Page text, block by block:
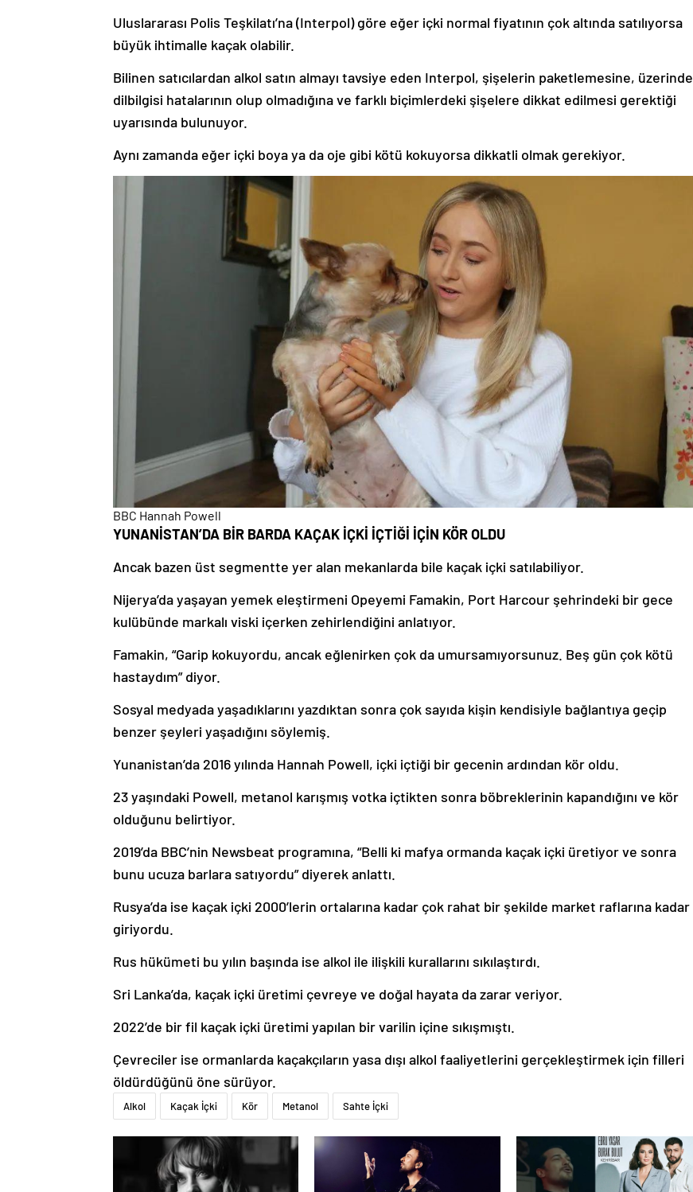
Uluslararası Polis Teşkilatı’na (Interpol) göre eğer içki normal fiyatının çok altında satılıyorsa
büyük ihtimalle kaçak olabilir.
Bilinen satıcılardan alkol satın almayı tavsiye eden Interpol, şişelerin paketlemesine, üzerinde
dilbilgisi hatalarının olup olmadığına ve farklı biçimlerdeki şişelere dikkat edilmesi gerektiği
uyarısında bulunuyor.
Aynı zamanda eğer içki boya ya da oje gibi kötü kokuyorsa dikkatli olmak gerekiyor.
BBC Hannah Powell
YUNANİSTAN’DA BİR BARDA KAÇAK İÇKİ İÇTİĞİ İÇİN KÖR OLDU
Ancak bazen üst segmentte yer alan mekanlarda bile kaçak içki satılabiliyor.
Nijerya’da yaşayan yemek eleştirmeni Opeyemi Famakin, Port Harcour şehrindeki bir gece
kulübünde markalı viski içerken zehirlendiğini anlatıyor.
Famakin, “Garip kokuyordu, ancak eğlenirken çok da umursamıyorsunuz. Beş gün çok kötü
hastaydım” diyor.
Sosyal medyada yaşadıklarını yazdıktan sonra çok sayıda kişin kendisiyle bağlantıya geçip
benzer şeyleri yaşadığını söylemiş.
Yunanistan’da 2016 yılında Hannah Powell, içki içtiği bir gecenin ardından kör oldu.
23 yaşındaki Powell, metanol karışmış votka içtikten sonra böbreklerinin kapandığını ve kör
olduğunu belirtiyor.
2019’da BBC’nin Newsbeat programına, “Belli ki mafya ormanda kaçak içki üretiyor ve sonra
bunu ucuza barlara satıyordu” diyerek anlattı.
Rusya’da ise kaçak içki 2000’lerin ortalarına kadar çok rahat bir şekilde market raflarına kadar
giriyordu.
Rus hükümeti bu yılın başında ise alkol ile ilişkili kurallarını sıkılaştırdı.
Sri Lanka’da, kaçak içki üretimi çevreye ve doğal hayata da zarar veriyor.
2022’de bir fil kaçak içki üretimi yapılan bir varilin içine sıkışmıştı.
Çevreciler ise ormanlarda kaçakçıların yasa dışı alkol faaliyetlerini gerçekleştirmek için filleri
öldürdüğünü öne sürüyor.
Alkol Kaçak İçki Kör Metanol Sahte İçki